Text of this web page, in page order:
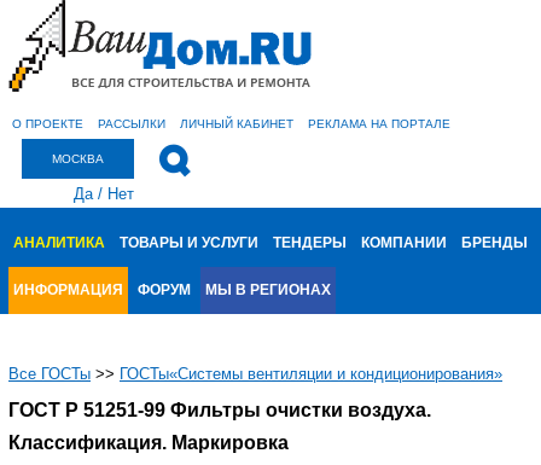
О ПРОЕКТЕ РАССЫЛКИ ЛИЧНЫЙ КАБИНЕТ РЕКЛАМА НА ПОРТАЛЕ
МОСКВА
Да/ Нет
АНАЛИТИКА ТОВАРЫ И УСЛУГИ ТЕНДЕРЫ КОМПАНИИ БРЕНДЫ
ИНФОРМАЦИЯ ФОРУМ МЫ В РЕГИОНАХ
Все ГОСТы >> ГОСТы«Системы вентиляции и кондиционирования»
ГОСТ Р 51251-99 Фильтры очистки воздуха.
Классификация. Маркировка